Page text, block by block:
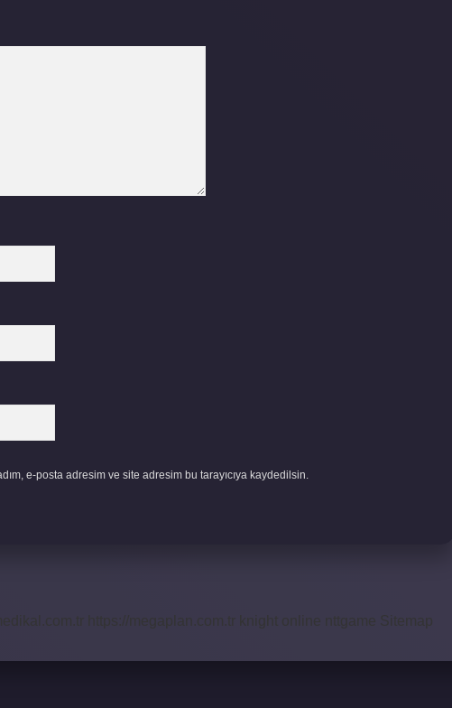
e-posta adresim ve site adresim bu tarayıcıya kaydedilsin.
https://megaplan.com.tr knight online nttgame Sitemap